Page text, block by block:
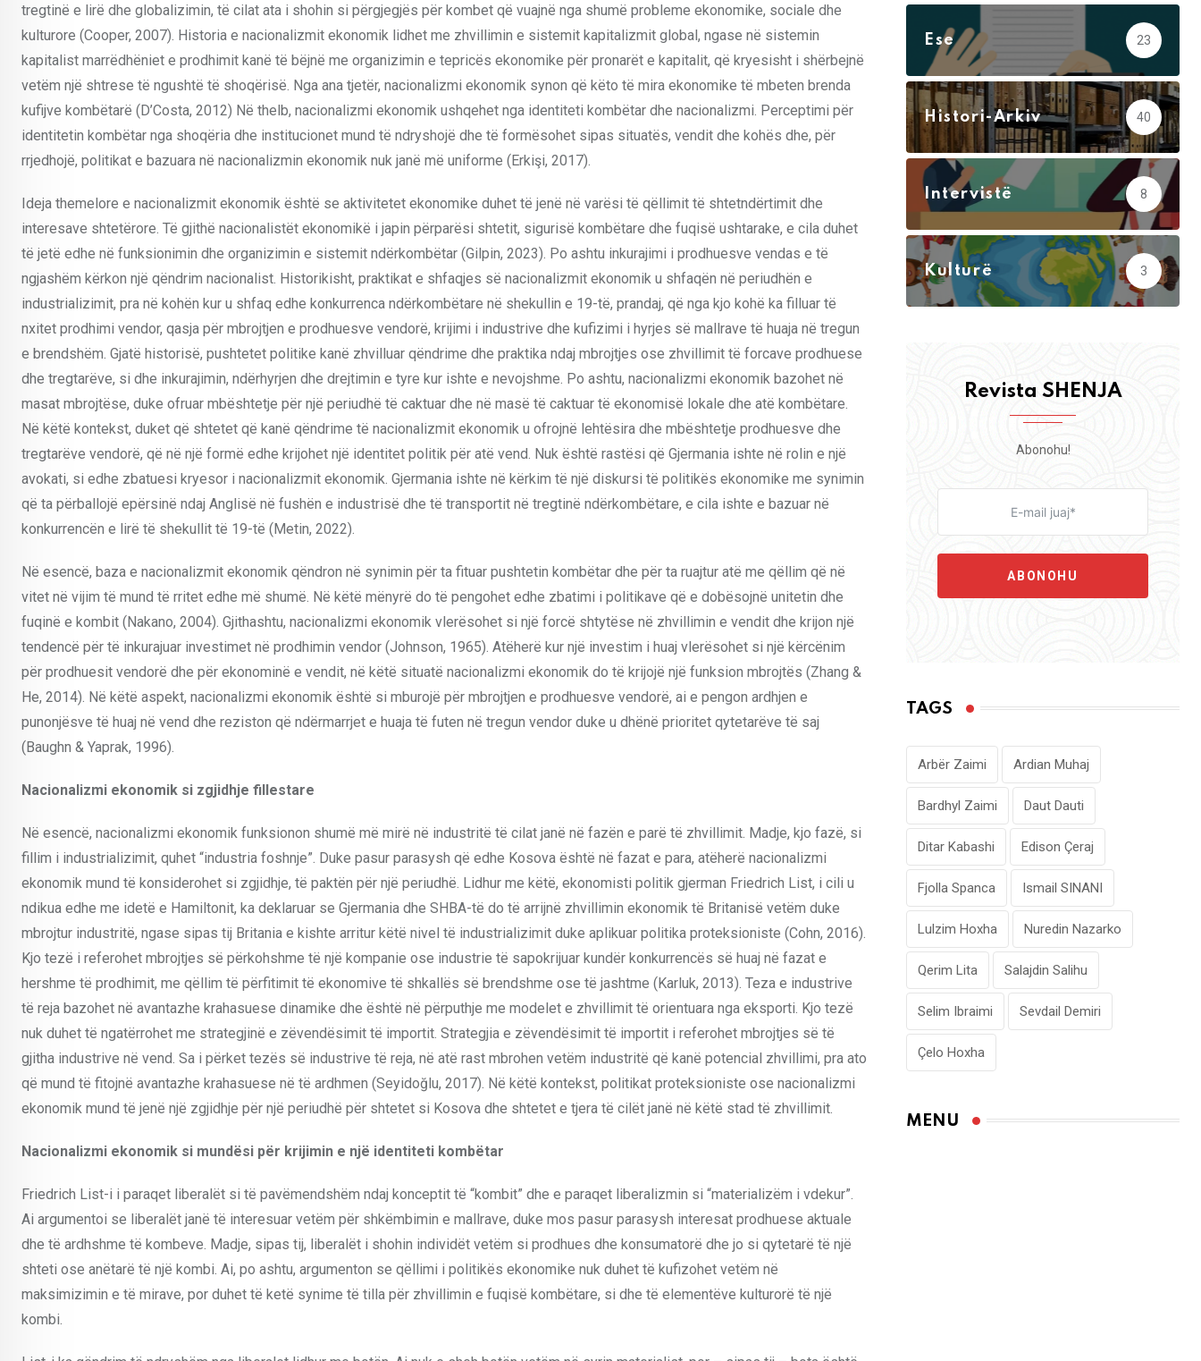
tregtinë e lirë dhe globalizimin, të cilat ata i shohin si përgjegjës për kombet që vuajnë nga shumë probleme ekonomike, sociale dhe
kulturore (Cooper, 2007). Historia e nacionalizmit ekonomik lidhet me zhvillimin e sistemit kapitalizmit global, ngase në sistemin
kapitalist marrëdhëniet e prodhimit kanë të bëjnë me organizimin e tepricës ekonomike për pronarët e kapitalit, që kryesisht i shërbejnë
vetëm një shtrese të ngushtë të shoqërisë. Nga ana tjetër, nacionalizmi ekonomik synon që këto të mira ekonomike të mbeten brenda
kufijve kombëtarë (D’Costa, 2012) Në thelb, nacionalizmi ekonomik ushqehet nga identiteti kombëtar dhe nacionalizmi. Perceptimi për
identitetin kombëtar nga shoqëria dhe institucionet mund të ndryshojë dhe të formësohet sipas situatës, vendit dhe kohës dhe, për
rrjedhojë, politikat e bazuara në nacionalizmin ekonomik nuk janë më uniforme (Erkişi, 2017).
Ideja themelore e nacionalizmit ekonomik është se aktivitetet ekonomike duhet të jenë në varësi të qëllimit të shtetndërtimit dhe
interesave shtetërore. Të gjithë nacionalistët ekonomikë i japin përparësi shtetit, sigurisë kombëtare dhe fuqisë ushtarake, e cila duhet
të jetë edhe në funksionimin dhe organizimin e sistemit ndërkombëtar (Gilpin, 2023). Po ashtu inkurajimi i prodhuesve vendas e të
ngjashëm kërkon një qëndrim nacionalist. Historikisht, praktikat e shfaqjes së nacionalizmit ekonomik u shfaqën në periudhën e
industrializimit, pra në kohën kur u shfaq edhe konkurrenca ndërkombëtare në shekullin e 19-të, prandaj, që nga kjo kohë ka filluar të
nxitet prodhimi vendor, qasja për mbrojtjen e prodhuesve vendorë, krijimi i industrive dhe kufizimi i hyrjes së mallrave të huaja në tregun
e brendshëm. Gjatë historisë, pushtetet politike kanë zhvilluar qëndrime dhe praktika ndaj mbrojtjes ose zhvillimit të forcave prodhuese
dhe tregtarëve, si dhe inkurajimin, ndërhyrjen dhe drejtimin e tyre kur ishte e nevojshme. Po ashtu, nacionalizmi ekonomik bazohet në
masat mbrojtëse, duke ofruar mbështetje për një periudhë të caktuar dhe në masë të caktuar të ekonomisë lokale dhe atë kombëtare.
Në këtë kontekst, duket që shtetet që kanë qëndrime të nacionalizmit ekonomik u ofrojnë lehtësira dhe mbështetje prodhuesve dhe
tregtarëve vendorë, që në një formë edhe krijohet një identitet politik për atë vend. Nuk është rastësi që Gjermania ishte në rolin e një
avokati, si edhe zbatuesi kryesor i nacionalizmit ekonomik. Gjermania ishte në kërkim të një diskursi të politikës ekonomike me synimin
që ta përballojë epërsinë ndaj Anglisë në fushën e industrisë dhe të transportit në tregtinë ndërkombëtare, e cila ishte e bazuar në
konkurrencën e lirë të shekullit të 19-të (Metin, 2022).
Në esencë, baza e nacionalizmit ekonomik qëndron në synimin për ta fituar pushtetin kombëtar dhe për ta ruajtur atë me qëllim që në
vitet në vijim të mund të rritet edhe më shumë. Në këtë mënyrë do të pengohet edhe zbatimi i politikave që e dobësojnë unitetin dhe
fuqinë e kombit (Nakano, 2004). Gjithashtu, nacionalizmi ekonomik vlerësohet si një forcë shtytëse në zhvillimin e vendit dhe krijon një
tendencë për të inkurajuar investimet në prodhimin vendor (Johnson, 1965). Atëherë kur një investim i huaj vlerësohet si një kërcënim
për prodhuesit vendorë dhe për ekonominë e vendit, në këtë situatë nacionalizmi ekonomik do të krijojë një funksion mbrojtës (Zhang &
He, 2014). Në këtë aspekt, nacionalizmi ekonomik është si mburojë për mbrojtjen e prodhuesve vendorë, ai e pengon ardhjen e
punonjësve të huaj në vend dhe reziston që ndërmarrjet e huaja të futen në tregun vendor duke u dhënë prioritet qytetarëve të saj
(Baughn & Yaprak, 1996).
Nacionalizmi ekonomik si zgjidhje fillestare
Në esencë, nacionalizmi ekonomik funksionon shumë më mirë në industritë të cilat janë në fazën e parë të zhvillimit. Madje, kjo fazë, si
fillim i industrializimit, quhet “industria foshnje”. Duke pasur parasysh që edhe Kosova është në fazat e para, atëherë nacionalizmi
ekonomik mund të konsiderohet si zgjidhje, të paktën për një periudhë. Lidhur me këtë, ekonomisti politik gjerman Friedrich List, i cili u
ndikua edhe me idetë e Hamiltonit, ka deklaruar se Gjermania dhe SHBA-të do të arrijnë zhvillimin ekonomik të Britanisë vetëm duke
mbrojtur industritë, ngase sipas tij Britania e kishte arritur këtë nivel të industrializimit duke aplikuar politika proteksioniste (Cohn, 2016).
Kjo tezë i referohet mbrojtjes së përkohshme të një kompanie ose industrie të sapokrijuar kundër konkurrencës së huaj në fazat e
hershme të prodhimit, me qëllim të përfitimit të ekonomive të shkallës së brendshme ose të jashtme (Karluk, 2013). Teza e industrive
të reja bazohet në avantazhe krahasuese dinamike dhe është në përputhje me modelet e zhvillimit të orientuara nga eksporti. Kjo tezë
nuk duhet të ngatërrohet me strategjinë e zëvendësimit të importit. Strategjia e zëvendësimit të importit i referohet mbrojtjes së të
gjitha industrive në vend. Sa i përket tezës së industrive të reja, në atë rast mbrohen vetëm industritë që kanë potencial zhvillimi, pra ato
që mund të fitojnë avantazhe krahasuese në të ardhmen (Seyidoğlu, 2017). Në këtë kontekst, politikat proteksioniste ose nacionalizmi
ekonomik mund të jenë një zgjidhje për një periudhë për shtetet si Kosova dhe shtetet e tjera të cilët janë në këtë stad të zhvillimit.
Nacionalizmi ekonomik si mundësi për krijimin e një identiteti kombëtar
Friedrich List-i i paraqet liberalët si të pavëmendshëm ndaj konceptit të “kombit” dhe e paraqet liberalizmin si “materializëm i vdekur”.
Ai argumentoi se liberalët janë të interesuar vetëm për shkëmbimin e mallrave, duke mos pasur parasysh interesat prodhuese aktuale
dhe të ardhshme të kombeve. Madje, sipas tij, liberalët i shohin individët vetëm si prodhues dhe konsumatorë dhe jo si qytetarë të një
shteti ose anëtarë të një kombi. Ai, po ashtu, argumenton se qëllimi i politikës ekonomike nuk duhet të kufizohet vetëm në
maksimizimin e të mirave, por duhet të ketë synime të tilla për zhvillimin e fuqisë kombëtare, si dhe të elementëve kulturorë të një
kombi.
Ese 23
Histori-Arkiv 40
Intervistë 8
Kulturë 3
Revista SHENJA
Abonohu!
ABONOHU
TAGS
Arbër Zaimi Ardian Muhaj
Bardhyl Zaimi Daut Dauti
Ditar Kabashi Edison Çeraj
Fjolla Spanca Ismail SINANI
Lulzim Hoxha Nuredin Nazarko
Qerim Lita Salajdin Salihu
Selim Ibraimi Sevdail Demiri
Çelo Hoxha
MENU